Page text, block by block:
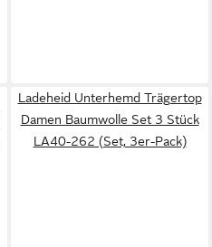
Ladeheid Unterhemd Trägertop
Damen Baumwolle Set 3 Stück
LA40-262 (Set, 3er-Pack)